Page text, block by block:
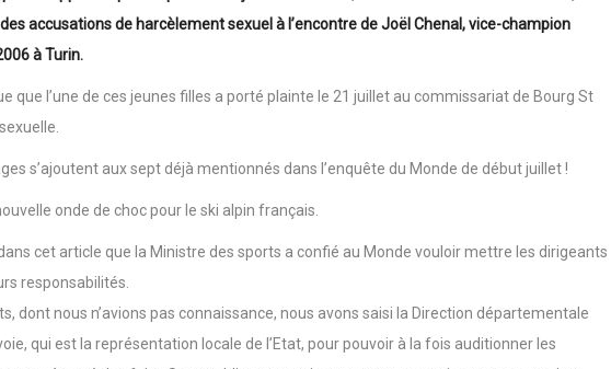
accusations de harcèlement sexuel à l’encontre de Joël Chenal, vice-champion
à Turin.
que l’une de ces jeunes filles a porté plainte le 21 juillet au commissariat de Bourg St
s’ajoutent aux sept déjà mentionnés dans l’enquête du Monde de début juillet !
onde de choc pour le ski alpin français.
cet article que la Ministre des sports a confié au Monde vouloir mettre les dirigeants
responsabilités.
dont nous n’avions pas connaissance, nous avons saisi la Direction départementale
qui est la représentation locale de l’Etat, pour pouvoir à la fois auditionner les